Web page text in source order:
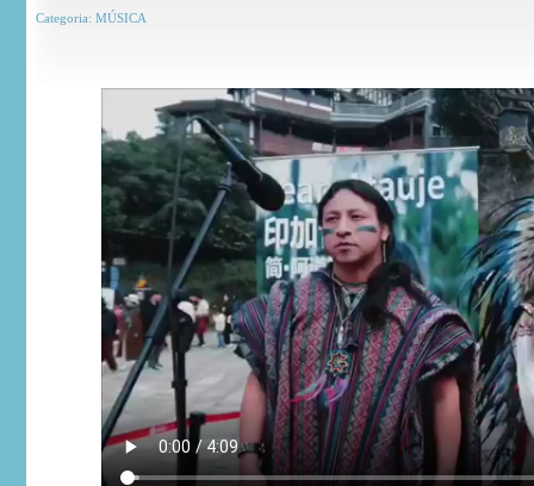
Categoria: MÚSICA